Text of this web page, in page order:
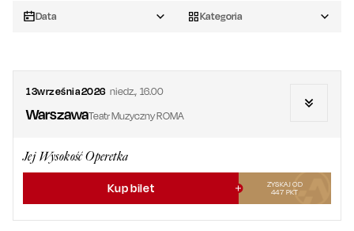
Data Kategoria
13września2026 niedz., 16.00
WarszawaTeatr Muzyczny ROMA
Jej Wysokość Operetka
Kup bilet
ZYSKAJ OD
447 PKT